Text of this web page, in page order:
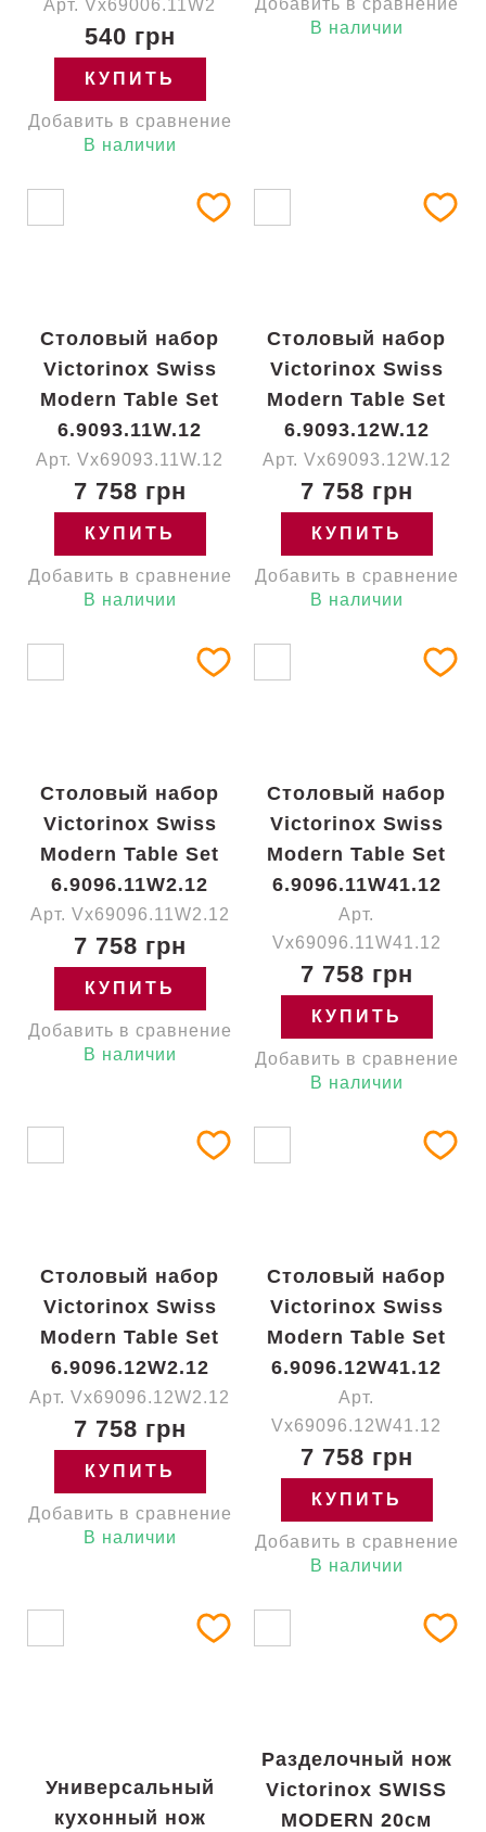
Арт. Vx69006.11W2
540 грн
КУПИТЬ
Добавить в сравнение
В наличии
Добавить в сравнение
В наличии
Столовый набор
Victorinox Swiss
Modern Table Set
6.9093.11W.12
Арт. Vx69093.11W.12
7 758 грн
КУПИТЬ
Добавить в сравнение
В наличии
Столовый набор
Victorinox Swiss
Modern Table Set
6.9093.12W.12
Арт. Vx69093.12W.12
7 758 грн
КУПИТЬ
Добавить в сравнение
В наличии
Столовый набор
Victorinox Swiss
Modern Table Set
6.9096.11W2.12
Арт. Vx69096.11W2.12
7 758 грн
КУПИТЬ
Добавить в сравнение
В наличии
Столовый набор
Victorinox Swiss
Modern Table Set
6.9096.11W41.12
Арт.
Vx69096.11W41.12
7 758 грн
КУПИТЬ
Добавить в сравнение
В наличии
Столовый набор
Victorinox Swiss
Modern Table Set
6.9096.12W2.12
Арт. Vx69096.12W2.12
7 758 грн
КУПИТЬ
Добавить в сравнение
В наличии
Столовый набор
Victorinox Swiss
Modern Table Set
6.9096.12W41.12
Арт.
Vx69096.12W41.12
7 758 грн
КУПИТЬ
Добавить в сравнение
В наличии
Универсальный
кухонный нож
Разделочный нож
Victorinox SWISS
MODERN 20см